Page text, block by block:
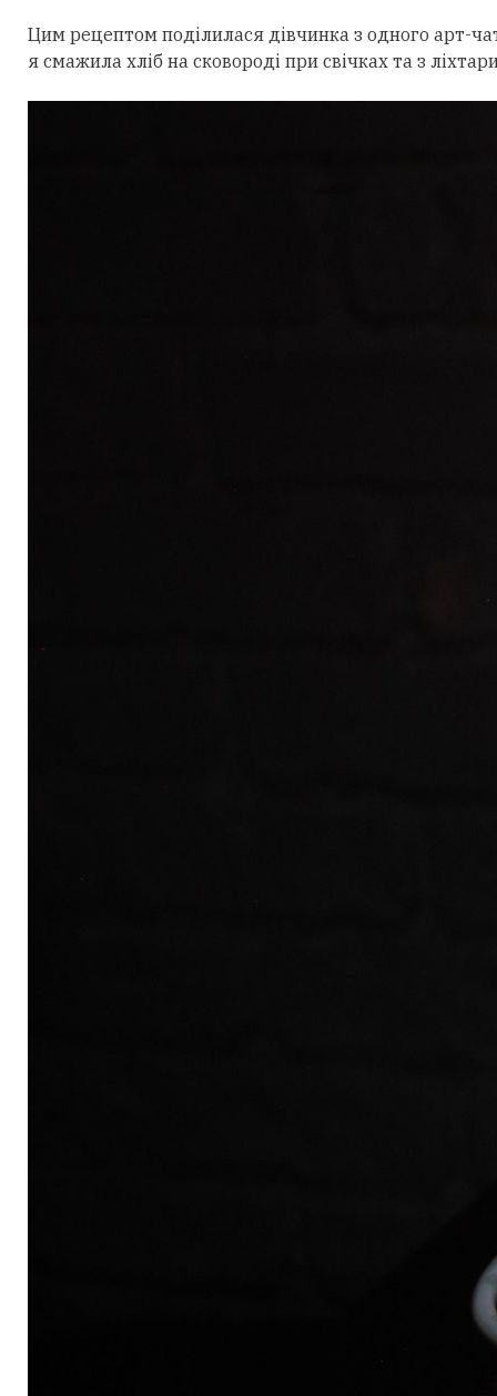
Цим рецептом поділилася дівчинка з одного арт-
я смажила хліб на сковороді при свічках та з